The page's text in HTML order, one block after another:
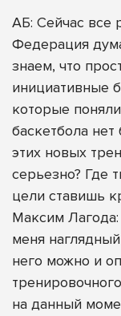
АБ: Сейчас все
Федерация
знаем, что
инициативные
которые
баскетбола
этих новых
серьезно? Где
цели ставишь
Максим Лагода:
меня
него можно и
на данный